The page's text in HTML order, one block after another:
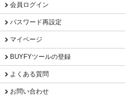
会員ログイン
パスワード再設定
マイページ
BUYFYツールの登録
よくある質問
お問い合わせ